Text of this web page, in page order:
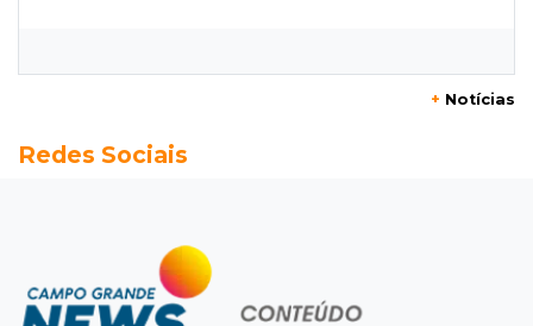
Júri condena a 25 anos homem que atropelou
Banco Central reduz juros para 14% ao ano em
4º corte consecutivo
+ Notícias
Redes Sociais